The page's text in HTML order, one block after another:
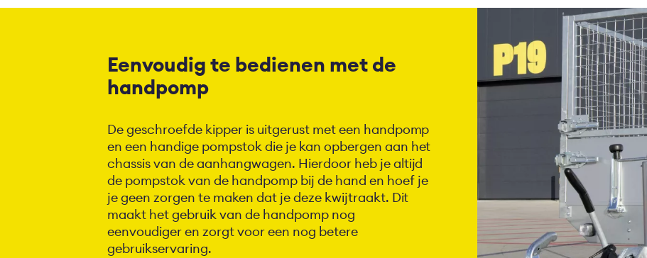
Eenvoudig te bedienen met de
handpomp
De geschroefde kipper is uitgerust met een handpomp
en een handige pompstok die je kan opbergen aan het
chassis van de aanhangwagen. Hierdoor heb je altijd
de pompstok van de handpomp bij de hand en hoef je
je geen zorgen te maken dat je deze kwijtraakt. Dit
maakt het gebruik van de handpomp nog
eenvoudiger en zorgt voor een nog betere
gebruikservaring.